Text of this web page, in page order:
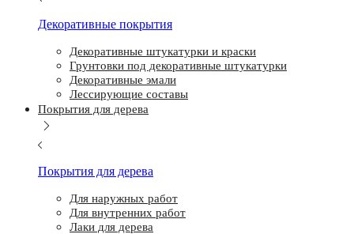
Декоративные покрытия
Декоративные штукатурки и краски
Грунтовки под декоративные штукатурки
Декоративные эмали
Лессирующие составы
Покрытия для дерева
Покрытия для дерева
Для наружных работ
Для внутренних работ
Лаки для дерева